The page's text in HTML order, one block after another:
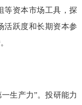
等资本市场工具，探
活跃度和长期资本参
转。
一生产力”。投研能力